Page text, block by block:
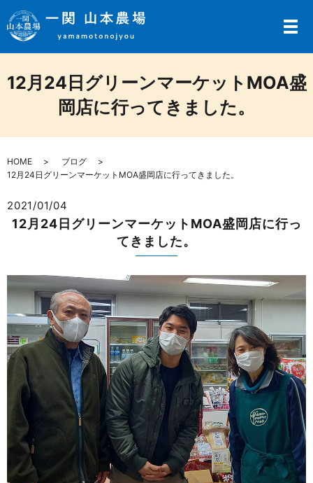
メ
12月24日グリーンマーケットMOA盛
岡店に行ってきました。
HOME
ブログ
12月24日グリーンマーケットMOA盛岡店に行ってきました。
2021/01/04
12月24日グリーンマーケットMOA盛岡店に行っ
てきました。